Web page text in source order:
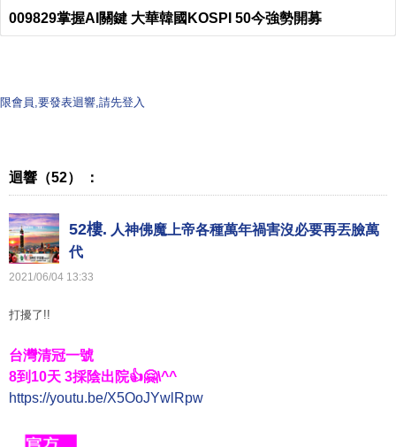
009829掌握AI關鍵 大華韓國KOSPI 50今強勢開募
限會員,要發表迴響,請先登入
迴響（52） ：
52樓. 人神佛魔上帝各種萬年禍害沒必要再丟臉萬
代
2021 /06/04 13:33
打擾了!!
台灣清冠一號
8到10天 3採陰出院👍🤗\^^
https://youtu.be/X5OoJYwlRpw